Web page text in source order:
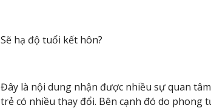
Sẽ hạ độ tuổi kết hôn?
Đây là nội dung nhận được nhiều sự quan
trẻ có nhiều thay đổi. Bên cạnh đó do